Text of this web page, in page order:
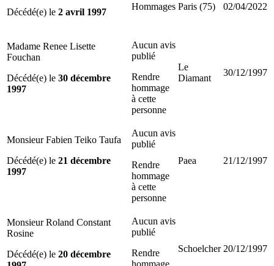
Décédé(e) le 2 avril 1997
Hommages Paris (75) 02/04/2022
Madame Renee Lisette
Fouchan
Décédé(e) le 30 décembre
1997
Aucun avis
publié
Rendre
hommage
à cette
personne
Le
Diamant
30/12/1997
Monsieur Fabien Teiko Taufa
Décédé(e) le 21 décembre
1997
Aucun avis
publié
Rendre
hommage
à cette
personne
Paea 21/12/1997
Monsieur Roland Constant
Rosine
Décédé(e) le 20 décembre
Aucun avis
publié
Rendre
hommage
Schoelcher 20/12/1997